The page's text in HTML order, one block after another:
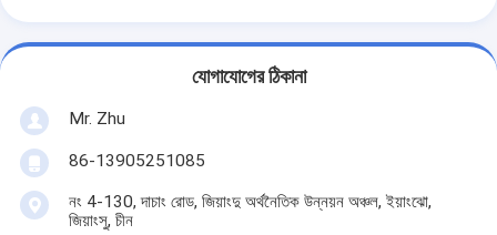
যোগাযোগের ঠিকানা
Mr. Zhu
86-13905251085
নং 4-130, দাচাং রোড, জিয়াংদু অর্থনৈতিক উন্নয়ন অঞ্চল, ইয়াংঝো,
জিয়াংসু, চীন